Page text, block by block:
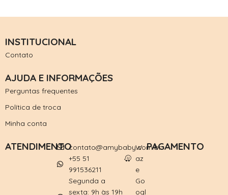
INSTITUCIONAL
Contato
AJUDA E INFORMAÇÕES
Perguntas frequentes
Política de troca
Minha conta
ATENDIMENTOcontato@amybaby.com.br
+55 51
991536211
Segunda a
sexta: 9h às 19h
W
az
e
Go
ogl
PAGAMENTO